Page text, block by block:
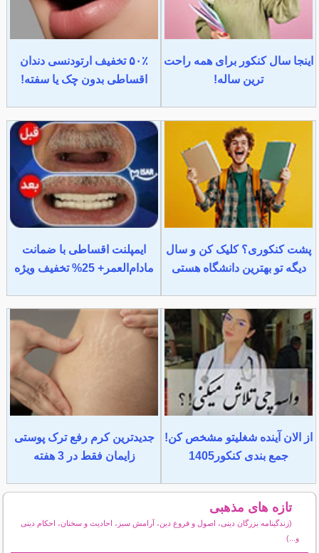
اینجا سال کنکور برای همه راحت
ترین ساله!
۵۰٪ تخفیف ارتودنسی دندان
اقساطی بدون چک یا سفته!
پشت کنکوری؟ کلیک کن و سال
دیگه تو بهترین دانشگاه هستی
ایمپلنت اقساطی با ضمانت
مادام‌العمر+ 25% تخفیف ویژه
از الان آینده شغلیتو مشخص کن!
جمع بندی کنکور1405
جدیدترین کرم رفع ترک پوستی
زایمان فقط در 3 هفته
تازه های مذهبی
(زندگینامه بزرگان دینی، اصول و فروع دین، آرامش سبز، احادیث و سخنان، احکام دینی
و...)